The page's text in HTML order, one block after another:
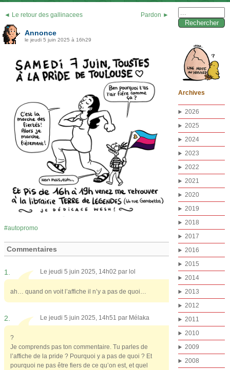
◄ Le retour des gallinacees Pardon ►
Annonce
le jeudi 5 juin 2025 à 16h29
autopromo
Commentaires
1. Le jeudi 5 juin 2025, 14h02 par lol
ah… quand on voit l’affiche il n’y a pas de quoi…
2. Le jeudi 5 juin 2025, 14h51 par Mélaka
?
Je comprends pas ton commentaire. Tu parles de
l’affiche de la pride ? Pourquoi y a pas de quoi ? Et
pourquoi ne pas être fiers de ce qu’on est, et quel
Archives
2026
2025
2024
2023
2022
2021
2020
2019
2018
2017
2016
2015
2014
2013
2012
2011
2010
2009
2008